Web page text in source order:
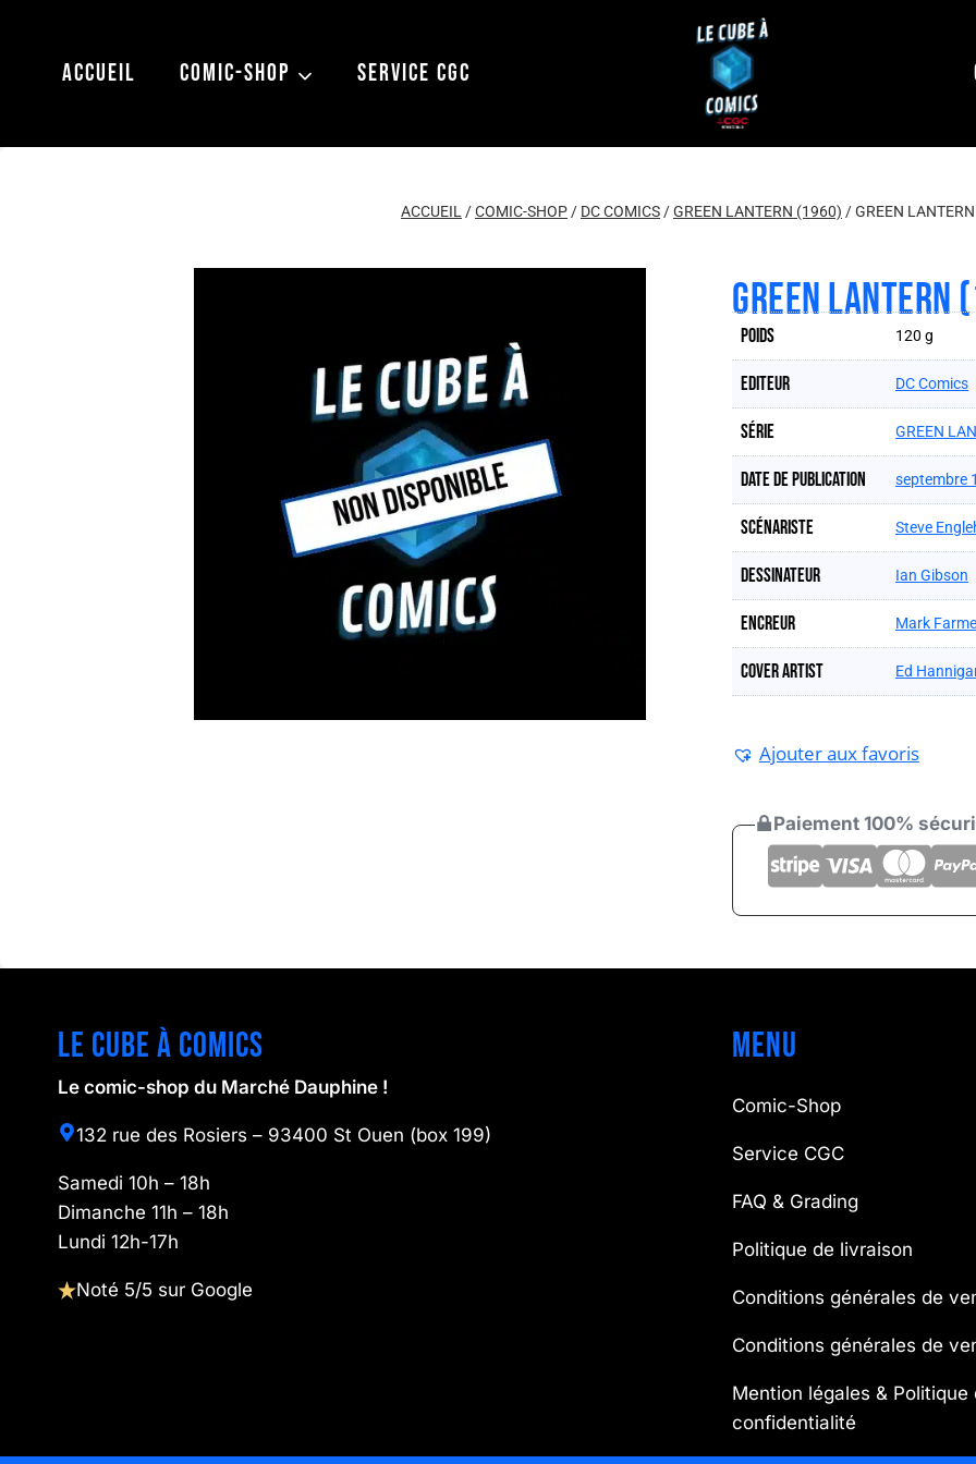
contenuACCUEIL COMIC-SHOP SERVICE CGC
ACCUEIL/COMIC-SHOP/ DC COMICS/GREEN LANTERN (1960) /GREEN
GREEN
Poids 120 g
Editeur DC Comics
Série GREEN
Date de publication septembre
Scénariste Steve
Dessinateur Ian Gibson
Encreur Mark
Cover artist Ed
Ajouter aux favoris
Paiement 100%
Le cube à comics
Le comic-shop du Marché Dauphine !
132 rue des Rosiers – 93400 St Ouen (box 199)
Samedi 10h – 18h
Dimanche 11h – 18h
Lundi 12h-17h
Noté 5/5 sur Google
Menu
Comic-Shop
Service CGC
FAQ & Grading
Politique de livraison
Conditions générales de
Conditions générales de
Mention légales & Politique
confidentialité